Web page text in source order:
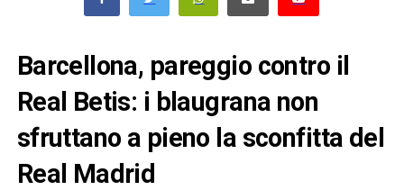
Barcellona, pareggio contro il
Real Betis: i blaugrana non
sfruttano a pieno la sconfitta del
Real Madrid